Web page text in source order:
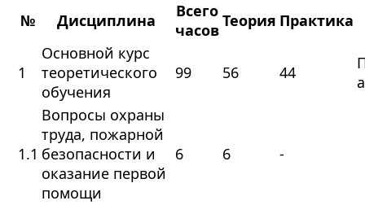
№ Дисциплина
Всего
часовТеория Практика
1
Основной курс
теоретического
обучения
99 56 44
1.1
Вопросы охраны
труда, пожарной
безопасности и
оказание первой
помощи
6 6 -